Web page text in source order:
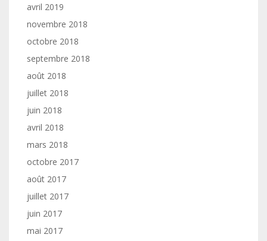
avril 2019
novembre 2018
octobre 2018
septembre 2018
août 2018
juillet 2018
juin 2018
avril 2018
mars 2018
octobre 2017
août 2017
juillet 2017
juin 2017
mai 2017